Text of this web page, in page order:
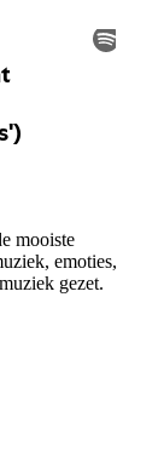
mooiste
emoties,
gezet.